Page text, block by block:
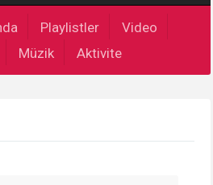
Playlistler
Video
Müzik Aktivite